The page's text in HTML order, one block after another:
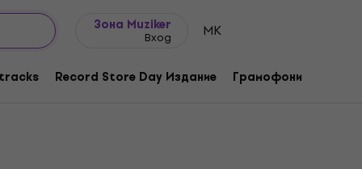
Зона Muziker
Вход MK
Record Store Day Издание Грамофони